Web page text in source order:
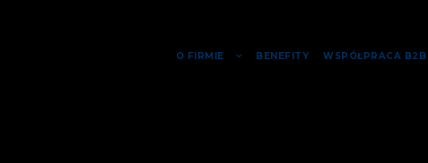
O FIRMIE BENEFITY WSPÓŁPRACA B2B